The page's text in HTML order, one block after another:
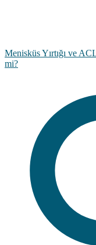
Menisküs Yırtığı ve
mi?